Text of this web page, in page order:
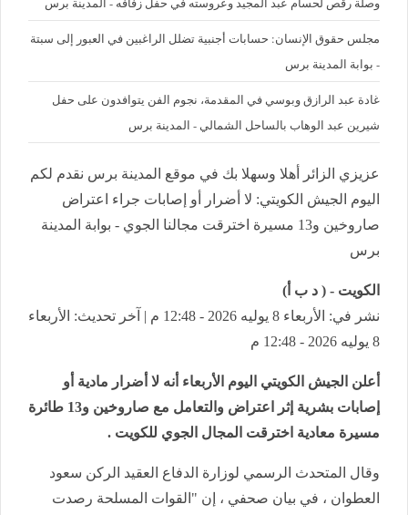
مجلس حقوق الإنسان: حسابات أجنبية تضلل الراغبين في العبور إلى سبتة
- بوابة المدينة برس
غادة عبد الرازق وبوسي في المقدمة، نجوم الفن يتوافدون على حفل
شيرين عبد الوهاب بالساحل الشمالي - المدينة برس
عزيزي الزائر أهلا وسهلا بك في موقع المدينة برس نقدم لكم
اليوم الجيش الكويتي: لا أضرار أو إصابات جراء اعتراض
صاروخين و13 مسيرة اخترقت مجالنا الجوي - بوابة المدينة
برس
الكويت - ( د ب أ)
نشر في: الأربعاء 8 يوليه 2026 - 12:48 م | آخر تحديث: الأربعاء
8 يوليه 2026 - 12:48 م
أعلن الجيش الكويتي اليوم الأربعاء أنه لا أضرار مادية أو
إصابات بشرية إثر اعتراض والتعامل مع صاروخين و13 طائرة
مسيرة معادية اخترقت المجال الجوي للكويت .
وقال المتحدث الرسمي لوزارة الدفاع العقيد الركن سعود
العطوان ، في بيان صحفي ، إن "القوات المسلحة رصدت